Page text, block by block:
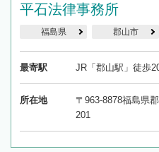
平石法律事務所
福島県 郡山市
最寄駅 JR「郡山駅」徒歩
所在地
〒963-8878福島県
201